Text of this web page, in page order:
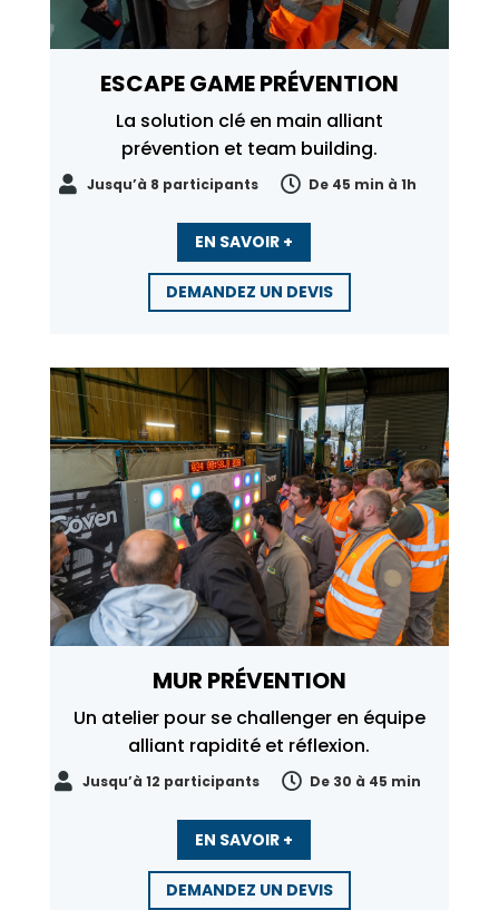
ESCAPE GAME PRÉVENTION
La solution clé en main alliant
prévention et team building.
 Jusqu’à 8 participants  De 45 min à 1h
EN SAVOIR +
DEMANDEZ UN DEVIS
MUR PRÉVENTION
Un atelier pour se challenger en équipe
alliant rapidité et réflexion.
 Jusqu’à 12 participants  De 30 à 45 min
EN SAVOIR +
DEMANDEZ UN DEVIS